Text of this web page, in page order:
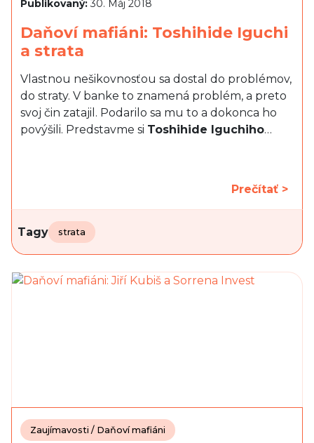
Publikovaný:30. Máj 2018
Daňoví mafiáni: Toshihide Iguchi
a strata
Vlastnou nešikovnosťou sa dostal do problémov,
do straty. V banke to znamená problém, a preto
svoj čin zatajil. Podarilo sa mu to a dokonca ho
povýšili. Predstavme si Toshihide Iguchiho…
Prečítať >
Tagy strata
Zaujímavosti / Daňoví mafiáni